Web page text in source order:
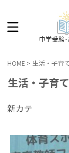
中学受験
HOME > 生活・子育
生活・子育て
新カテ